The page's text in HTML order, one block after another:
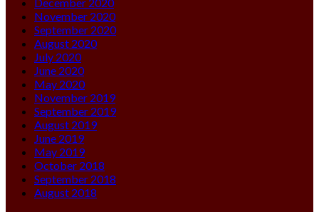
November 2020
September 2020
August 2020
July 2020
June 2020
May 2020
November 2019
September 2019
August 2019
June 2019
May 2019
October 2018
September 2018
August 2018